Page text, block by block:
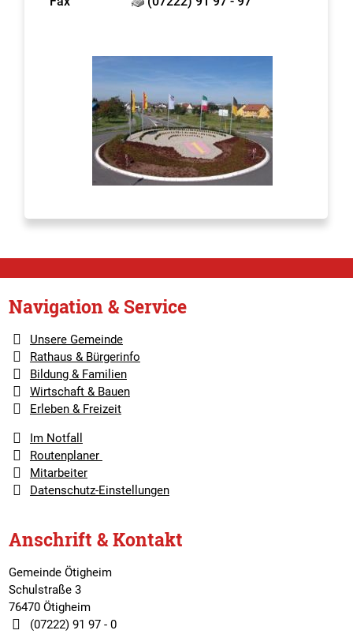
Navigation & Service
Unsere Gemeinde
Rathaus & Bürgerinfo
Bildung & Familien
Wirtschaft & Bauen
Erleben & Freizeit
Im Notfall
Routenplaner
Mitarbeiter
Datenschutz-Einstellungen
Anschrift & Kontakt
Gemeinde Ötigheim
Schulstraße 3
76470 Ötigheim
(07222) 91 97 - 0